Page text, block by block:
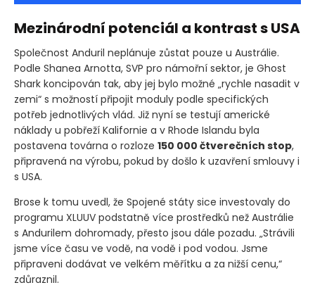
Mezinárodní potenciál a kontrast s USA
Společnost Anduril neplánuje zůstat pouze u Austrálie.
Podle Shanea Arnotta, SVP pro námořní sektor, je Ghost
Shark koncipován tak, aby jej bylo možné „rychle nasadit v
zemi“ s možností připojit moduly podle specifických
potřeb jednotlivých vlád. Již nyní se testují americké
náklady u pobřeží Kalifornie a v Rhode Islandu byla
postavena továrna o rozloze 150 000 čtverečních stop,
připravená na výrobu, pokud by došlo k uzavření smlouvy i
s USA.
Brose k tomu uvedl, že Spojené státy sice investovaly do
programu XLUUV podstatně více prostředků než Austrálie
s Andurilem dohromady, přesto jsou dále pozadu. „Strávili
jsme více času ve vodě, na vodě i pod vodou. Jsme
připraveni dodávat ve velkém měřítku a za nižší cenu,“
zdůraznil.